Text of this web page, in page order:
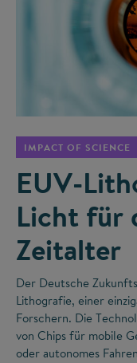
IMPACT OF SCIENCE
EUV-
Licht für
Zeitalter
Der Deutsche
Lithografie, einer
Forschern. Die
von Chips für mobile
oder autonomes